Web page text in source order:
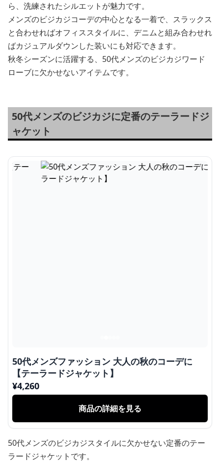
ら、洗練されたシルエットが魅力です。
メンズのビジカジコーデの中心となる一着で、スラックス
と合わせればオフィススタイルに、デニムと組み合わせれ
ばカジュアルダウンした装いにも対応できます。
秋冬シーズンに活躍する、50代メンズのビジカジワード
ローブに欠かせないアイテムです。
50代メンズのビジカジに定番のテーラードジ
ャケット
50代メンズファッション 大人の秋のコーデに
【テーラードジャケット】
¥4,260
商品の詳細を見る
50代メンズのビジカジスタイルに欠かせない定番のテー
ラードジャケットです。